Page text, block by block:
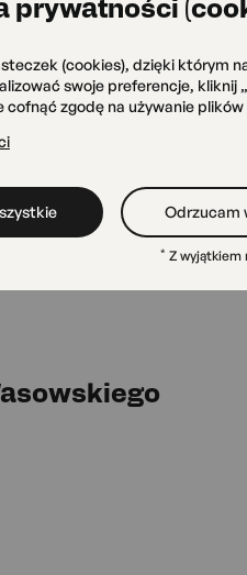
prywatności
(cookies), dzięki którym
swoje preferencje, kliknij
cofnąć zgodę na używanie
Odrzucam
* Z wyjątkiem